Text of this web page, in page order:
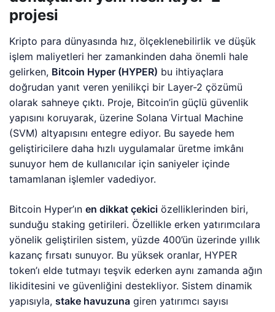
projesi
Kripto para dünyasında hız, ölçeklenebilirlik ve düşük
işlem maliyetleri her zamankinden daha önemli hale
gelirken, Bitcoin Hyper (HYPER) bu ihtiyaçlara
doğrudan yanıt veren yenilikçi bir Layer-2 çözümü
olarak sahneye çıktı. Proje, Bitcoin’in güçlü güvenlik
yapısını koruyarak, üzerine Solana Virtual Machine
(SVM) altyapısını entegre ediyor. Bu sayede hem
geliştiricilere daha hızlı uygulamalar üretme imkânı
sunuyor hem de kullanıcılar için saniyeler içinde
tamamlanan işlemler vadediyor.
Bitcoin Hyper’ınen dikkat çekici özelliklerinden biri,
sunduğu staking getirileri. Özellikle erken yatırımcılara
yönelik geliştirilen sistem, yüzde 400’ün üzerinde yıllık
kazanç fırsatı sunuyor. Bu yüksek oranlar, HYPER
token’ı elde tutmayı teşvik ederken aynı zamanda ağın
likiditesini ve güvenliğini destekliyor. Sistem dinamik
yapısıyla,stake havuzuna giren yatırımcı sayısı